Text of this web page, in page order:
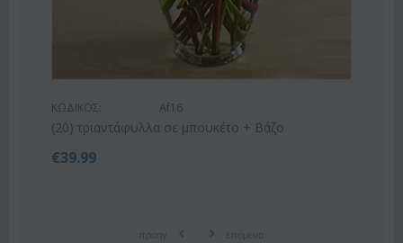
μπουκέτο + Βάζο
ΚΩΔΙΚΟΣ:
Ροζ ή λευκό μπουκέτο με